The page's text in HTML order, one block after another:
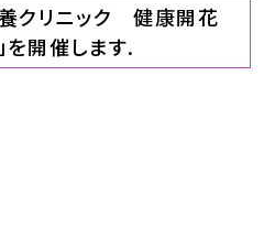
クリニック 健康開花
開催します.